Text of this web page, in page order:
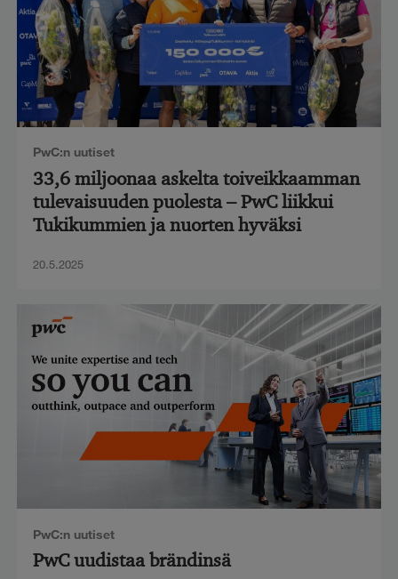
PwC:n uutiset
33,6 miljoonaa askelta toiveikkaamman
tulevaisuuden puolesta – PwC liikkui
Tukikummien ja nuorten hyväksi
20.5.2025
PwC:n uutiset
PwC uudistaa brändinsä